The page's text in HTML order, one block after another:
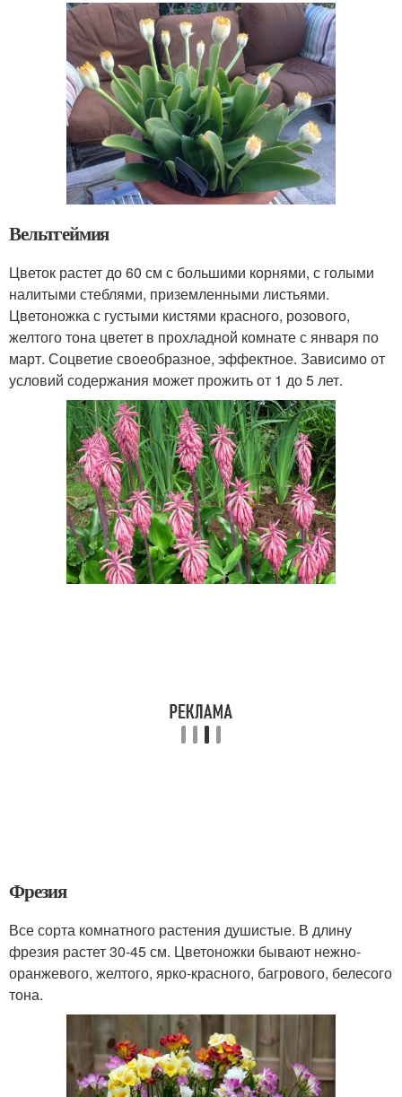
Вельтгеймия
Цветок растет до 60 см с большими корнями, с голыми
налитыми стеблями, приземленными листьями.
Цветоножка с густыми кистями красного, розового,
желтого тона цветет в прохладной комнате с января по
март. Соцветие своеобразное, эффектное. Зависимо от
условий содержания может прожить от 1 до 5 лет.
Фрезия
Все сорта комнатного растения душистые. В длину
фрезия растет 30-45 см. Цветоножки бывают нежно-
оранжевого, желтого, ярко-красного, багрового, белесого
тона.